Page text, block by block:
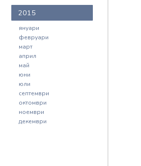
2015
януари
февруари
март
април
май
юни
юли
септември
октомври
ноември
декември